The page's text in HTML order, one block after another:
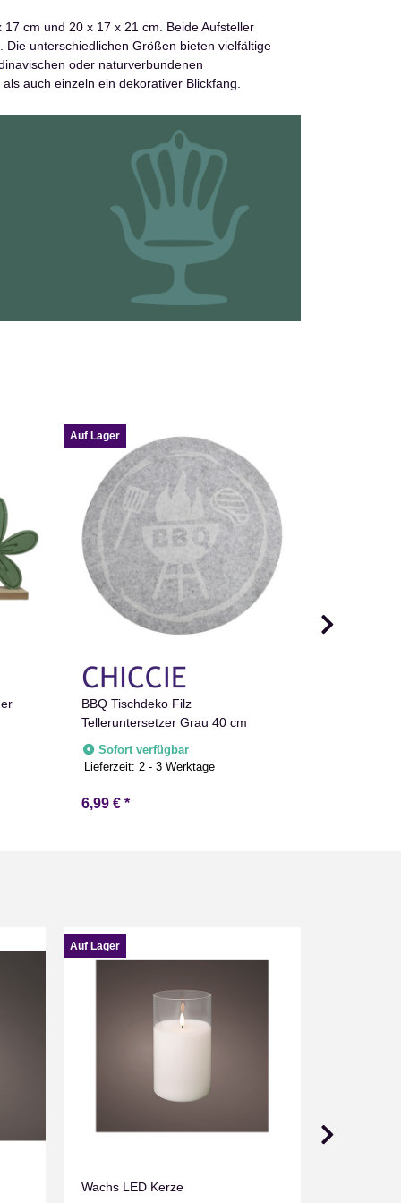
cm und 20 x 17 x 21 cm. Beide Aufsteller
unterschiedlichen Größen bieten vielfältige
oder naturverbundenen
auch einzeln ein dekorativer Blickfang.
Auf Lager
BBQ Tischdeko Filz
Telleruntersetzer Grau 40 cm
Sofort verfügbar
Lieferzeit: 2 - 3 Werktage
6,99 € *
Auf Lager
Wachs LED Kerze